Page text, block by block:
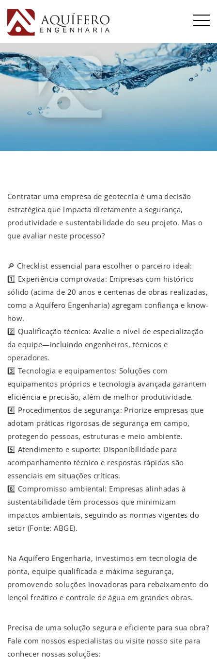
Contratar uma empresa de geotecnia é uma decisão
estratégica que impacta diretamente a segurança,
produtividade e sustentabilidade do seu projeto. Mas o
que avaliar neste processo?
🔎 Checklist essencial para escolher o parceiro ideal:
1️⃣ Experiência comprovada: Empresas com histórico
sólido (acima de 20 anos e centenas de obras realizadas,
como a Aquífero Engenharia) agregam confiança e know-
how.
2️⃣ Qualificação técnica: Avalie o nível de especialização
da equipe—incluindo engenheiros, técnicos e
operadores.
3️⃣ Tecnologia e equipamentos: Soluções com
equipamentos próprios e tecnologia avançada garantem
eficiência e precisão, além de melhor produtividade.
4️⃣ Procedimentos de segurança: Priorize empresas que
adotam práticas rigorosas de segurança em campo,
protegendo pessoas, estruturas e meio ambiente.
5️⃣ Atendimento e suporte: Disponibilidade para
acompanhamento técnico e respostas rápidas são
essenciais em situações críticas.
6️⃣ Compromisso ambiental: Empresas alinhadas à
sustentabilidade têm processos que minimizam
impactos ambientais, seguindo as normas vigentes do
setor (Fonte: ABGE).
Na Aquífero Engenharia, investimos em tecnologia de
ponta, equipe qualificada e máxima segurança,
promovendo soluções inovadoras para rebaixamento do
lençol freático e controle de água em grandes obras.
Precisa de uma solução segura e eficiente para sua obra?
Fale com nossos especialistas ou visite nosso site para
conhecer nossas soluções: